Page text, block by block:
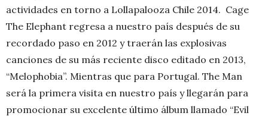
actividades en torno a Lollapalooza Chile 2014. Cage
The Elephant regresa a nuestro país después de su
recordado paso en 2012 y traerán las explosivas
canciones de su más reciente disco editado en 2013,
“Melophobia”. Mientras que para Portugal. The Man
será la primera visita en nuestro país y llegarán para
promocionar su excelente último álbum llamado “Evil